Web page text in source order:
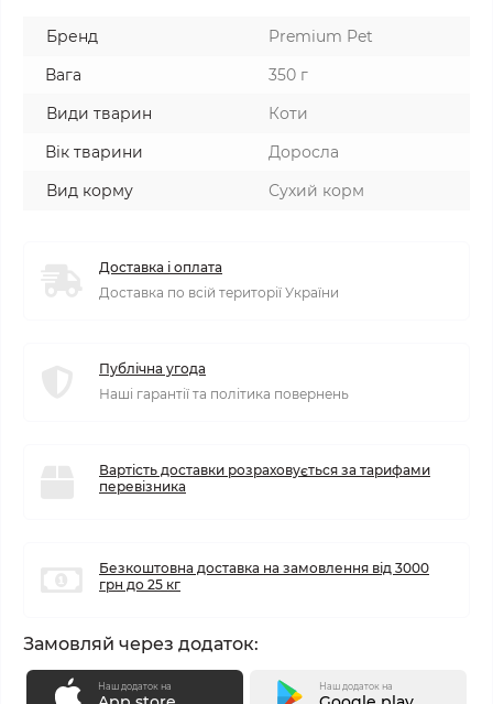
Бренд
Premium Pet
Вага
350 г
Види тварин
Коти
Вік тварини
Доросла
Вид корму
Сухий корм
Доставка і оплата
Доставка по всій території України
Публічна угода
Наші гарантії та політика повернень
Вартість доставки розраховується за тарифами
перевізника
Безкоштовна доставка на замовлення від 3000
грн до 25 кг
Замовляй через додаток:
Наш додаток на Наш додаток на